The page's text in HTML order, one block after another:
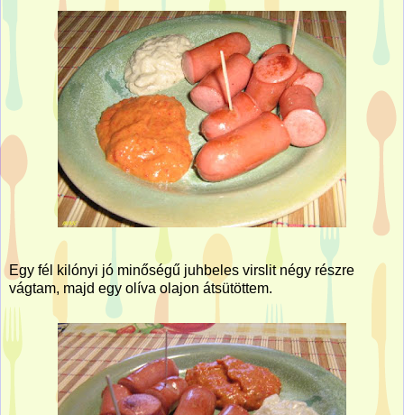
Egy fél kilónyi jó minőségű juhbeles virslit négy részre
vágtam, majd egy olíva olajon átsütöttem.